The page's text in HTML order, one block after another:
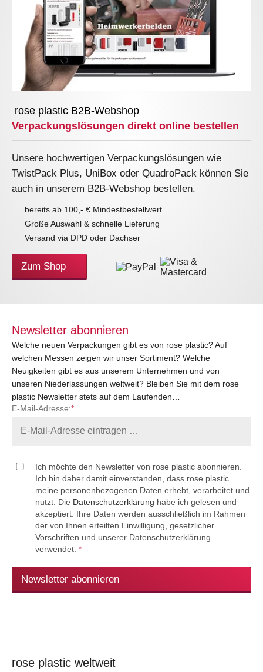
rose plastic B2B-Webshop
Verpackungslösungen direkt online bestellen
Unsere hochwertigen Verpackungslösungen wie
TwistPack Plus, UniBox oder QuadroPack können Sie
auch in unserem B2B-Webshop bestellen.
bereits ab 100,- € Mindestbestellwert
Große Auswahl & schnelle Lieferung
Versand via DPD oder Dachser
Zum Shop
Newsletter abonnieren
Welche neuen Verpackungen gibt es von rose plastic? Auf
welchen Messen zeigen wir unser Sortiment? Welche
Neuigkeiten gibt es aus unserem Unternehmen und von
unseren Niederlassungen weltweit? Bleiben Sie mit dem rose
plastic Newsletter stets auf dem Laufenden…
E-Mail-Adresse:*
Ich möchte den Newsletter von rose plastic abonnieren.
Ich bin daher damit einverstanden, dass rose plastic
meine personenbezogenen Daten erhebt, verarbeitet und
nutzt. Die Datenschutzerklärung habe ich gelesen und
akzeptiert. Ihre Daten werden ausschließlich im Rahmen
der von Ihnen erteilten Einwilligung, gesetzlicher
Vorschriften und unserer Datenschutzerklärung
verwendet. *
Newsletter abonnieren
rose plastic weltweit